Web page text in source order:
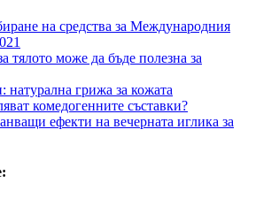
на средства за Международния
тялото може да бъде полезна за
натурална грижа за кожата
комедогенните съставки?
ефекти на вечерната иглика за